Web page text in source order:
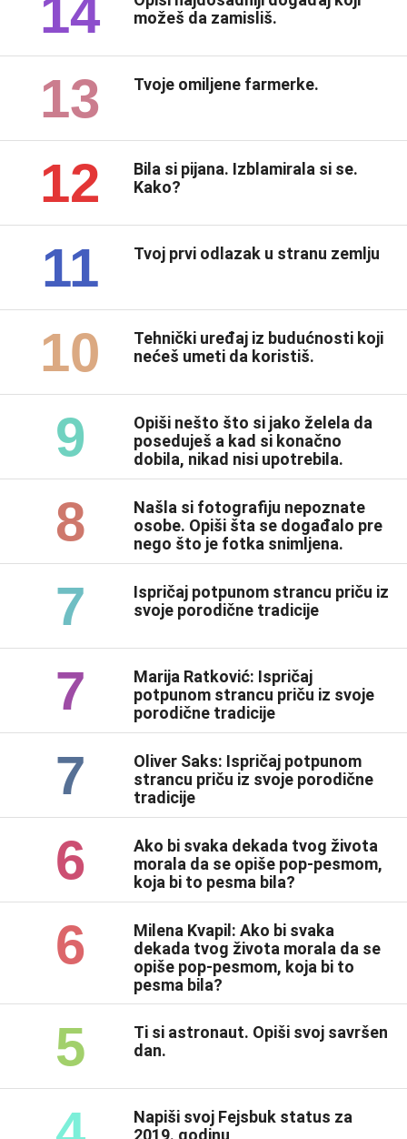
14
možeš da zamisliš.
13 Tvoje omiljene farmerke.
12
Bila si pijana. Izblamirala si se.
Kako?
11 Tvoj prvi odlazak u stranu zemlju
10
Tehnički uređaj iz budućnosti koji
nećeš umeti da koristiš.
9
Opiši nešto što si jako želela da
poseduješ a kad si konačno
dobila, nikad nisi upotrebila.
8
Našla si fotografiju nepoznate
osobe. Opiši šta se događalo pre
nego što je fotka snimljena.
7
Ispričaj potpunom strancu priču iz
svoje porodične tradicije
7
Marija Ratković: Ispričaj
potpunom strancu priču iz svoje
porodične tradicije
7
Oliver Saks: Ispričaj potpunom
strancu priču iz svoje porodične
tradicije
6
Ako bi svaka dekada tvog života
morala da se opiše pop-pesmom,
koja bi to pesma bila?
6
Milena Kvapil: Ako bi svaka
dekada tvog života morala da se
opiše pop-pesmom, koja bi to
pesma bila?
5
Ti si astronaut. Opiši svoj savršen
dan.
Napiši svoj Fejsbuk status za